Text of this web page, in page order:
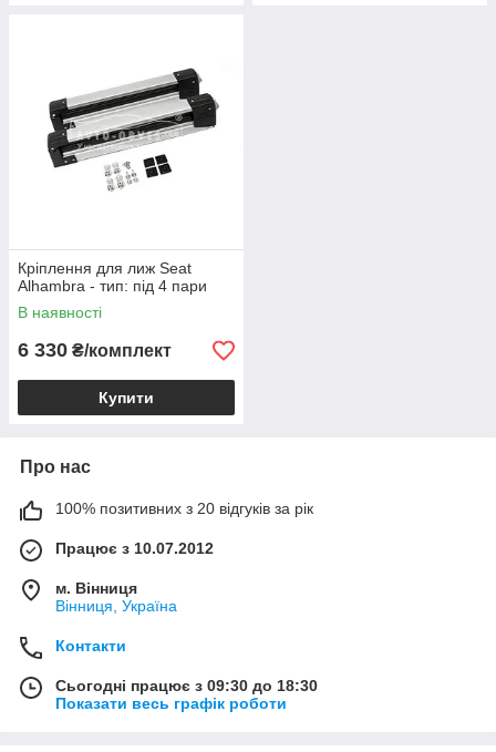
Кріплення для лиж Seat
Alhambra - тип: під 4 пари
В наявності
6 330 ₴/комплект
Купити
Про нас
100% позитивних з 20 відгуків за рік
Працює з 10.07.2012
м. Вінниця
Вінниця, Україна
Контакти
Сьогодні працює з 09:30 до 18:30
Показати весь графік роботи